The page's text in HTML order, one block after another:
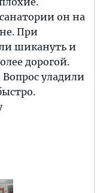
санатории он на
При
шикануть и
дорогой.
Вопрос уладили